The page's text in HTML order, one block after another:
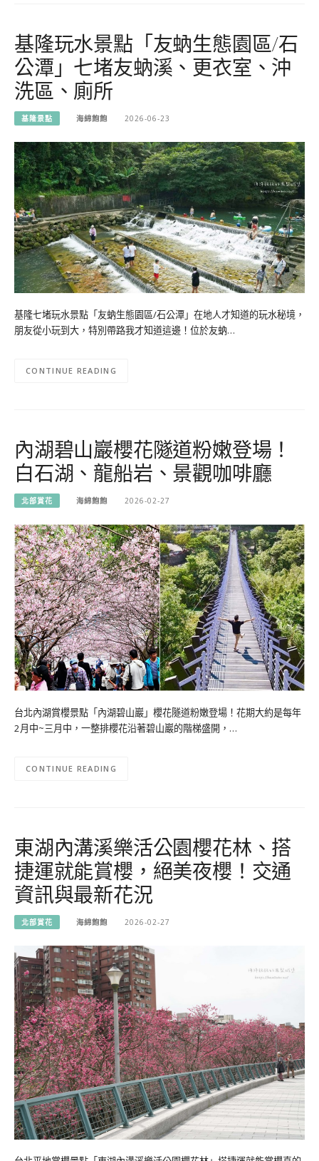
基隆玩水景點「友蚋生態園區/石
公潭」七堵友蚋溪、更衣室、沖
洗區、廁所
基隆景點 海綿飽飽 2026-06-23
基隆七堵玩水景點「友蚋生態園區/石公潭」在地人才知道的玩水秘境，
朋友從小玩到大，特別帶路我才知道這邊！位於友蚋…
CONTINUE READING
內湖碧山巖櫻花隧道粉嫩登場！
白石湖、龍船岩、景觀咖啡廳
北部賞花 海綿飽飽 2026-02-27
台北內湖賞櫻景點「內湖碧山巖」櫻花隧道粉嫩登場！花期大約是每年
2月中~三月中，一整排櫻花沿著碧山巖的階梯盛開，…
CONTINUE READING
東湖內溝溪樂活公園櫻花林、搭
捷運就能賞櫻，絕美夜櫻！交通
資訊與最新花況
北部賞花 海綿飽飽 2026-02-27